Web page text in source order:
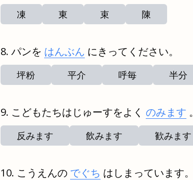
凍 東 束 陳
パンを はんぶん にきってください。
坪粉 平介 呼毎 半分
こどもたちはじゅーすをよく のみます 。
反みます 飲みます 歓みます
こうえんの でぐち はしまっています。